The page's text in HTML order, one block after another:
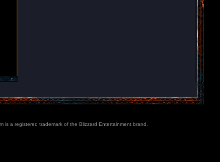
a registered trademark of the Blizzard Entertainment brand.